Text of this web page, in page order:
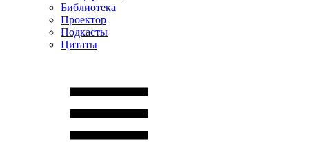
Библиотека
Проектор
Подкасты
Цитаты